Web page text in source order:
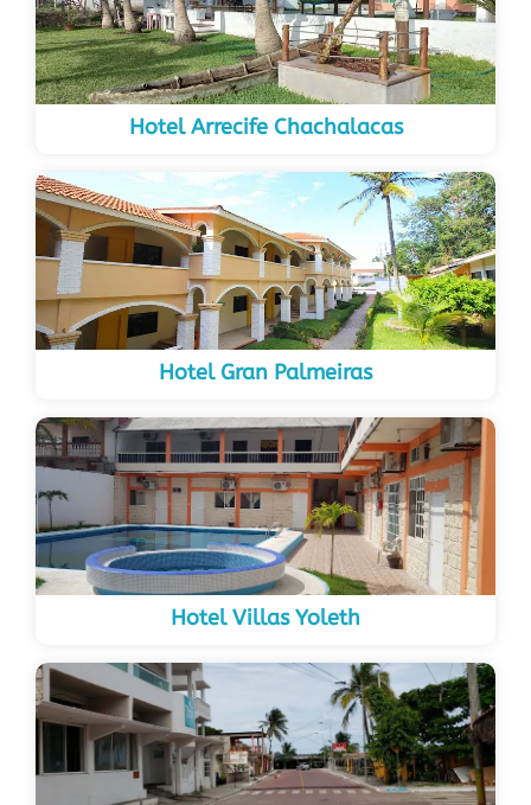
Hotel Arrecife Chachalacas
Hotel Gran Palmeiras
Hotel Villas Yoleth